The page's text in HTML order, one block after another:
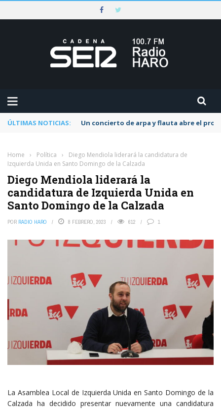
ÚLTIMAS NOTICIAS: Un concierto de arpa y flauta abre el
Home › Política ›
Diego Mendiola liderará la candidatura de
Izquierda Unida en Santo Domingo de la Calzada
Diego Mendiola liderará la
candidatura de Izquierda Unida en
Santo Domingo de la Calzada
POR RADIO HARO 8 FEBRERO, 2023 612 1
La Asamblea Local de Izquierda Unida en Santo Domingo de la
Calzada ha decidido presentar nuevamente una candidatura